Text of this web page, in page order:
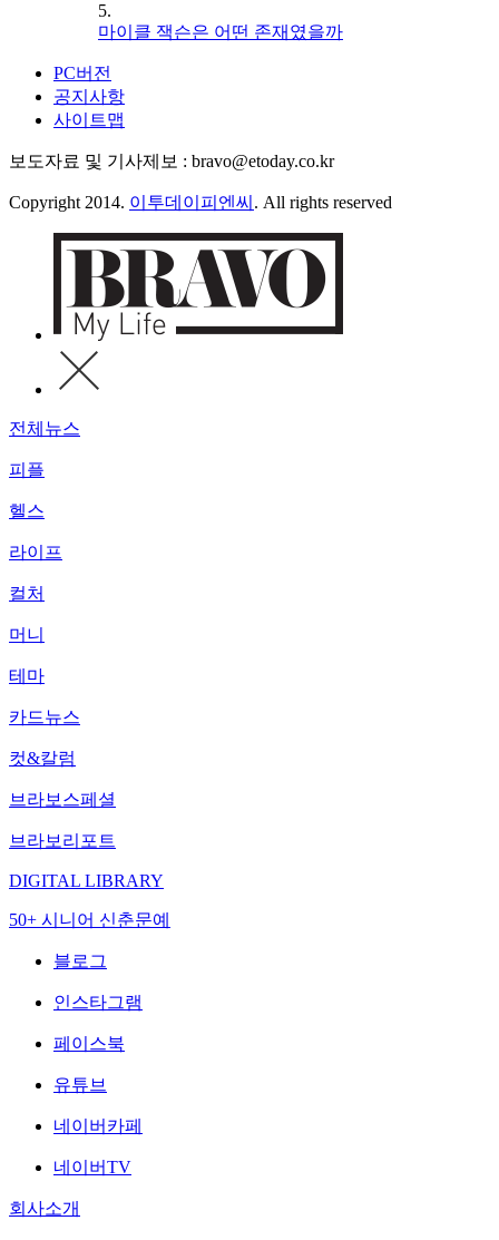
5.
마이클 잭슨은 어떤 존재였을까
PC버전
공지사항
사이트맵
보도자료 및 기사제보 : bravo@etoday.co.kr
Copyright 2014. 이투데이피엔씨 . All rights reserved
전체뉴스
피플
헬스
라이프
컬처
머니
테마
카드뉴스
컷&칼럼
브라보스페셜
브라보리포트
DIGITAL LIBRARY
50+ 시니어 신춘문예
블로그
인스타그램
페이스북
유튜브
네이버카페
네이버TV
회사소개